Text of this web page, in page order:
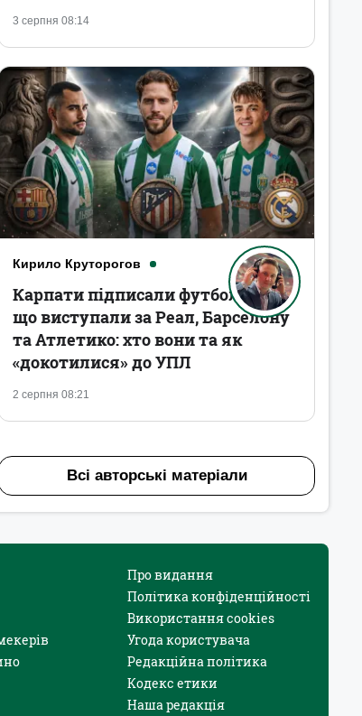
3 серпня 08:14
Кирило Круторогов
2 серпня 08:21
Карпати підписали футболістів,
що виступали за Реал, Барселону
та Атлетико: хто вони та як
«докотилися» до УПЛ
Всі авторські матеріали
Про видання
Політика конфіденційності
Використання cookies
Угода користувача
Редакційна політика
Кодекс етики
Наша редакція